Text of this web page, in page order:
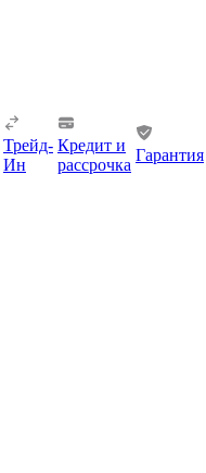
Трейд-
Ин
Кредит и
рассрочка
Гарантия